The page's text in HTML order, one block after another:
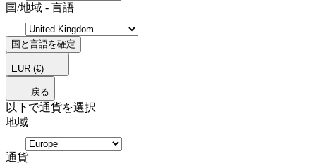
国/地域 - 言語
国と言語を確定
EUR (€)
戻る
以下で通貨を選択
地域
通貨